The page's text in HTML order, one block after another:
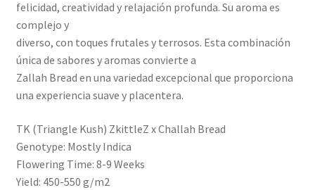
felicidad, creatividad y relajación profunda. Su aroma es
complejo y
diverso, con toques frutales y terrosos. Esta combinación
única de sabores y aromas convierte a
Zallah Bread en una variedad excepcional que proporciona
una experiencia suave y placentera.
TK (Triangle Kush) ZkittleZ x Challah Bread
Genotype: Mostly Indica
Flowering Time: 8-9 Weeks
Yield: 450-550 g/m2